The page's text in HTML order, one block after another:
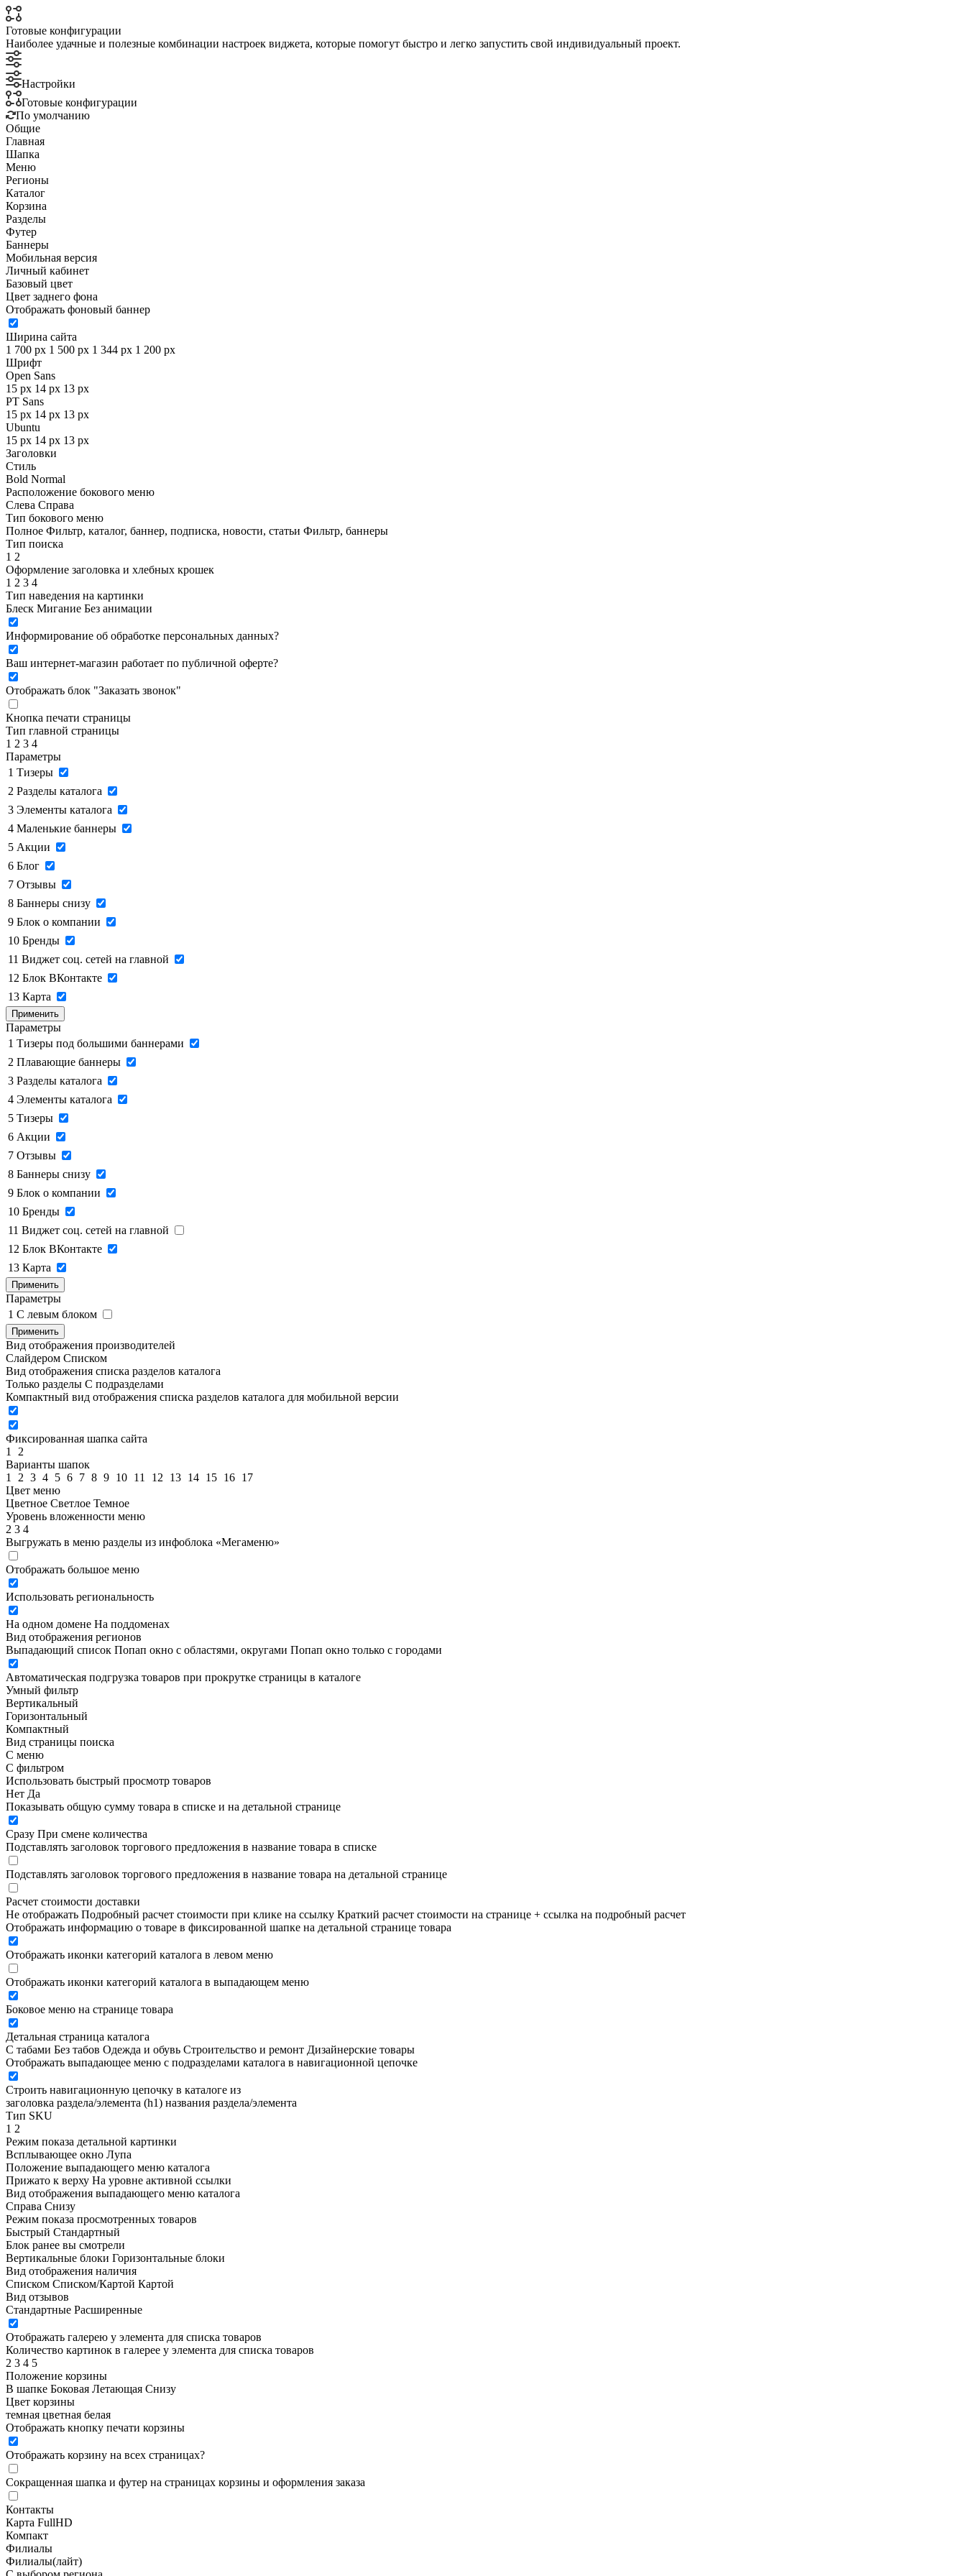
Готовые конфигурации
Наиболее удачные и полезные комбинации настроек виджета, которые помогут быстро и легко запустить свой индивидуальный проект.
Настройки
Готовые конфигурации
По умолчанию
Общие
Главная
Шапка
Меню
Регионы
Каталог
Корзина
Разделы
Футер
Баннеры
Мобильная версия
Личный кабинет
Базовый цвет
Цвет заднего фона
Отображать фоновый баннер
Ширина сайта
1 700 px 1 500 px 1 344 px 1 200 px
Шрифт
Open Sans
15 px 14 px 13 px
PT Sans
15 px 14 px 13 px
Ubuntu
15 px 14 px 13 px
Заголовки
Стиль
Bold Normal
Расположение бокового меню
Слева Справа
Тип бокового меню
Полное Фильтр, каталог, баннер, подписка, новости, статьи Фильтр, баннеры
Тип поиска
1 2
Оформление заголовка и хлебных крошек
1 2 3 4
Тип наведения на картинки
Блеск Мигание Без анимации
Информирование об обработке персональных данных?
Ваш интернет-магазин работает по публичной оферте?
Отображать блок "Заказать звонок"
Кнопка печати страницы
Тип главной страницы
1 2 3 4
Параметры
1 Тизеры
2 Разделы каталога
3 Элементы каталога
4 Маленькие баннеры
5 Акции
6 Блог
7 Отзывы
8 Баннеры снизу
9 Блок о компании
10 Бренды
11 Виджет соц. сетей на главной
12 Блок ВКонтакте
13 Карта
Применить
Параметры
1 Тизеры под большими баннерами
2 Плавающие баннеры
3 Разделы каталога
4 Элементы каталога
5 Тизеры
6 Акции
7 Отзывы
8 Баннеры снизу
9 Блок о компании
10 Бренды
11 Виджет соц. сетей на главной
12 Блок ВКонтакте
13 Карта
Применить
Параметры
1 C левым блоком
Применить
Вид отображения производителей
Слайдером Списком
Вид отображения списка разделов каталога
Только разделы С подразделами
Компактный вид отображения списка разделов каталога для мобильной версии
Фиксированная шапка сайта
1
2
Варианты шапок
1
2 3 4 5 6 7 8 9 10 11 12 13 14 15 16 17
Цвет меню
Цветное Светлое Темное
Уровень вложенности меню
2 3 4
Выгружать в меню разделы из инфоблока «Мегаменю»
Отображать большое меню
Использовать региональность
На одном домене На поддоменах
Вид отображения регионов
Выпадающий список Попап окно c областями, округами Попап окно только с городами
Автоматическая подгрузка товаров при прокрутке страницы в каталоге
Умный фильтр
Вертикальный
Горизонтальный
Компактный
Вид страницы поиска
С меню
С фильтром
Использовать быстрый просмотр товаров
Нет Да
Показывать общую сумму товара в списке и на детальной странице
Сразу При смене количества
Подставлять заголовок торгового предложения в название товара в списке
Подставлять заголовок торгового предложения в название товара на детальной странице
Расчет стоимости доставки
Не отображать Подробный расчет стоимости при клике на ссылку Краткий расчет стоимости на странице + ссылка на подробный расчет
Отображать информацию о товаре в фиксированной шапке на детальной странице товара
Отображать иконки категорий каталога в левом меню
Отображать иконки категорий каталога в выпадающем меню
Боковое меню на странице товара
Детальная страница каталога
С табами Без табов Одежда и обувь Строительство и ремонт Дизайнерские товары
Отображать выпадающее меню с подразделами каталога в навигационной цепочке
Строить навигационную цепочку в каталоге из
заголовка раздела/элемента (h1) названия раздела/элемента
Тип SKU
1 2
Режим показа детальной картинки
Всплывающее окно Лупа
Положение выпадающего меню каталога
Прижато к верху На уровне активной ссылки
Вид отображения выпадающего меню каталога
Справа Снизу
Режим показа просмотренных товаров
Быстрый Стандартный
Блок ранее вы смотрели
Вертикальные блоки Горизонтальные блоки
Вид отображения наличия
Списком Списком/Картой Картой
Вид отзывов
Стандартные Расширенные
Отображать галерею у элемента для списка товаров
Количество картинок в галерее у элемента для списка товаров
2 3 4 5
Положение корзины
В шапке Боковая Летающая Снизу
Цвет корзины
темная цветная белая
Отображать кнопку печати корзины
Отображать корзину на всех страницах?
Сокращенная шапка и футер на страницах корзины и оформления заказа
Контакты
Карта FullHD
Компакт
Филиалы
Филиалы(лайт)